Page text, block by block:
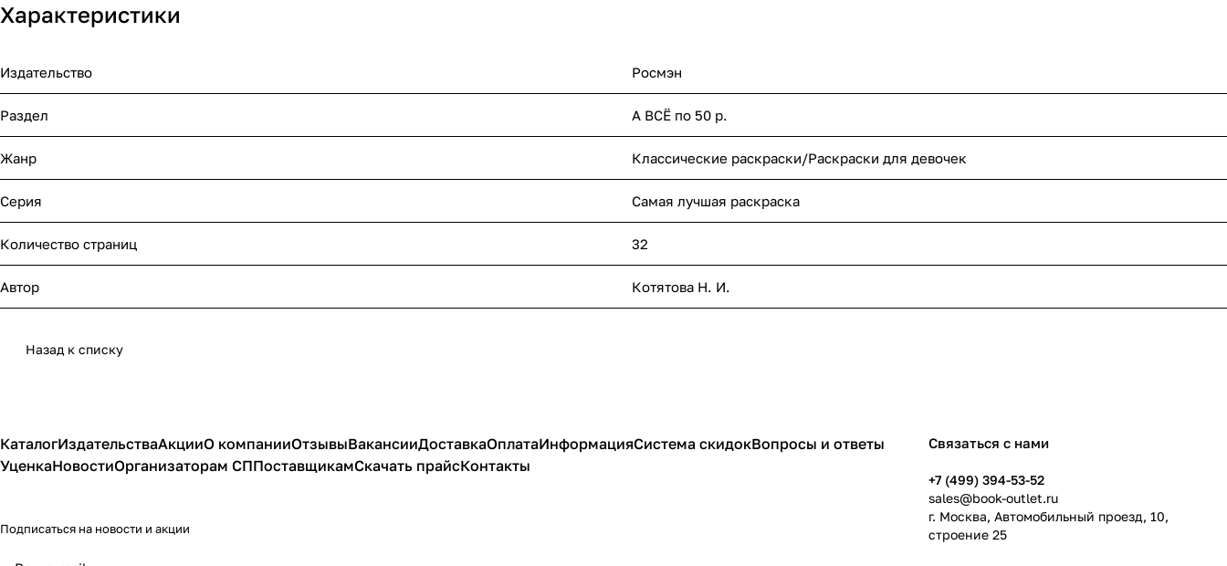
Характеристики
Издательство Росмэн
Раздел А ВСЁ по 50 р.
Жанр Классические раскраски/Раскраски для девочек
Серия Самая лучшая раскраска
Количество страниц 32
Автор Котятова Н. И.
Назад к списку
КаталогИздательстваАкцииО компанииОтзывыВакансииДоставкаОплатаИнформацияСистема скидокВопросы и ответы
УценкаНовостиОрганизаторам СППоставщикамСкачать прайсКонтакты
Подписаться на новости и акции
Связаться с нами
+7 (499) 394-53-52
sales@book-outlet.ru
г. Москва, Автомобильный проезд, 10,
строение 25